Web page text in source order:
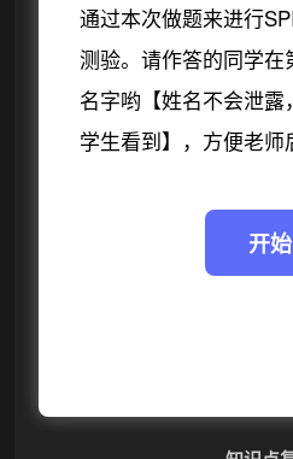
通过本次做题来进行
测验。请作答的同学
名字哟【姓名不会泄
学生看到】，方便老师